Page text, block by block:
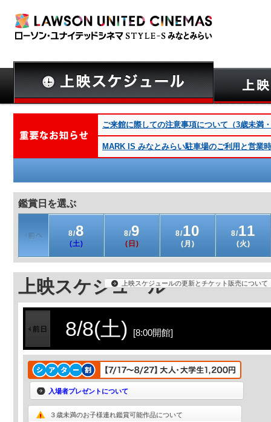
ご来館に際しての注意事項について（3歳未満
MARK IS みなとみらい駐車場のご利用と営業
鑑賞日を選ぶ
8/8
(土)
8/9
(日)
8/10
(月)
8/11
(火)
上映スケジュール上映スケジュールの更新とチケット販売について
8/8(土) [8:00開館]
入場者プレゼントについて
３歳未満のお子様連れ鑑賞可能作品について